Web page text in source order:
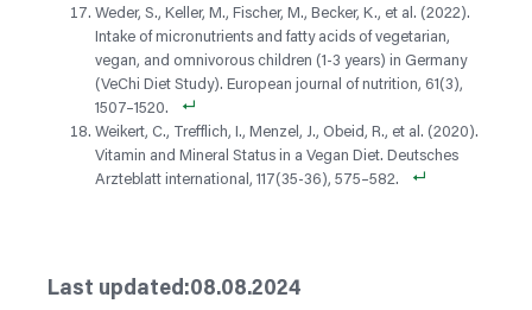
Weder, S., Keller, M., Fischer, M., Becker, K., et al. (2022).
Intake of micronutrients and fatty acids of vegetarian,
vegan, and omnivorous children (1-3 years) in Germany
(VeChi Diet Study). European journal of nutrition, 61(3),
1507–1520.
Weikert, C., Trefflich, I., Menzel, J., Obeid, R., et al. (2020).
Vitamin and Mineral Status in a Vegan Diet. Deutsches
Arzteblatt international, 117(35-36), 575–582.
Last updated:08.08.2024